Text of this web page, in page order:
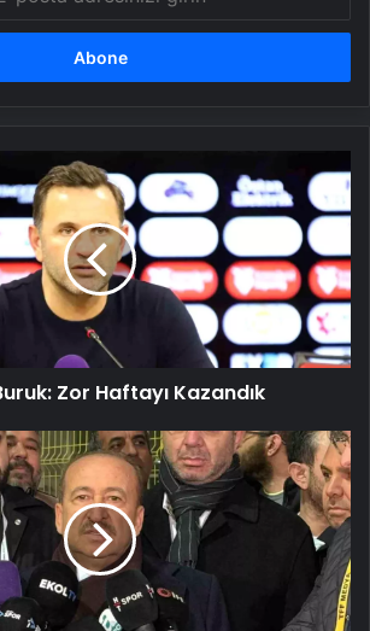
Zor Haftayı Kazandık